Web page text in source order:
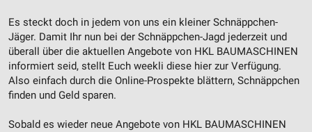
Es steckt doch in jedem von uns ein kleiner Schnäppchen-
Jäger. Damit Ihr nun bei der Schnäppchen-Jagd jederzeit und
überall über die aktuellen Angebote von HKL BAUMASCHINEN
informiert seid, stellt Euch weekli diese hier zur Verfügung.
Also einfach durch die Online-Prospekte blättern, Schnäppchen
finden und Geld sparen.
Sobald es wieder neue Angebote von HKL BAUMASCHINEN
Verwendung genauer Standortdaten
Geräte anhand von aktiv angeforderten
Informationen identifizieren
Nicht-IAB-Verarbeitungszwecke: